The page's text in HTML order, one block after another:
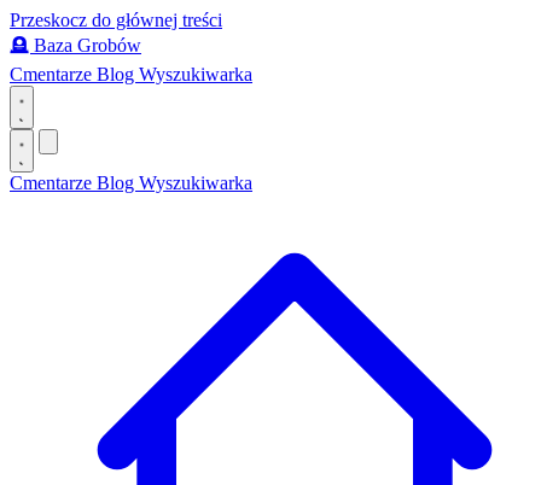
Przeskocz do głównej treści
🪦 Baza Grobów
Cmentarze Blog Wyszukiwarka
Cmentarze Blog Wyszukiwarka